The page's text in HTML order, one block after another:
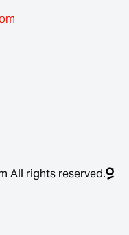
All rights reserved.